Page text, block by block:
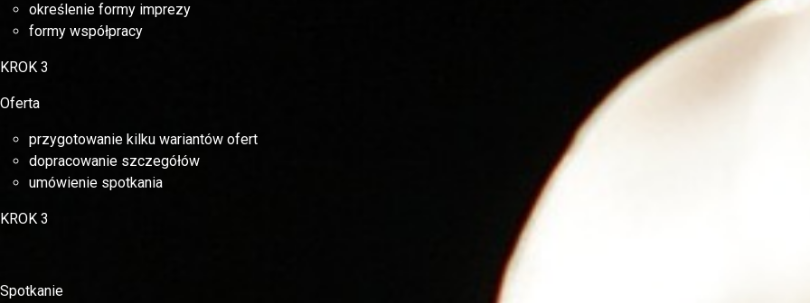
określenie formy imprezy
formy współpracy
KROK 3
Oferta
przygotowanie kilku wariantów ofert
dopracowanie szczegółów
umówienie spotkania
KROK 3
Spotkanie